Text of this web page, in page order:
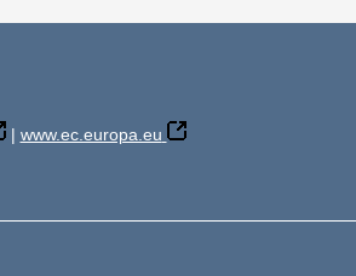
| www.ec.europa.eu